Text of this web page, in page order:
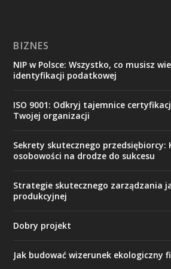
BIZNES
NIP w Polsce: Wszystko, co musisz
identyfikacji podatkowej
ISO 9001: Odkryj tajemnice
Twojej organizacji
Sekrety skutecznego przedsiębiorcy:
osobowości na drodze do sukcesu
Strategie skutecznego zarządzania
produkcyjnej
Dobry projekt
Jak budować wizerunek ekologiczny